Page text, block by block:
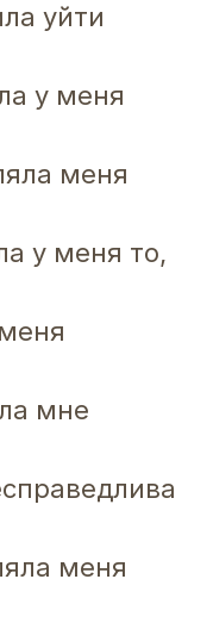
уйти
у меня
меня
у меня то,
мне
меня